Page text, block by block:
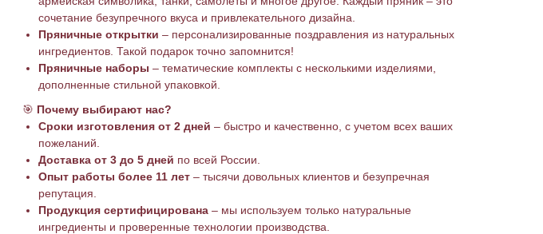
сочетание безупречного вкуса и привлекательного дизайна.
Пряничные открытки – персонализированные поздравления из натуральных
ингредиентов. Такой подарок точно запомнится!
Пряничные наборы – тематические комплекты с несколькими изделиями,
дополненные стильной упаковкой.
🎯 Почему выбирают нас?
Сроки изготовления от 2 дней – быстро и качественно, с учетом всех ваших
пожеланий.
Доставка от 3 до 5 дней по всей России.
Опыт работы более 11 лет – тысячи довольных клиентов и безупречная
репутация.
Продукция сертифицирована – мы используем только натуральные
ингредиенты и проверенные технологии производства.